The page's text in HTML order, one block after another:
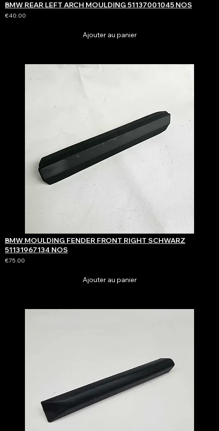
BMW REAR LEFT ARCH MOULDING 51137001045 NOS
€40.00
Ajouter au panier
BMW MOULDING FENDER FRONT RIGHT SCHWARZ
51131967134 NOS
€75.00
Ajouter au panier